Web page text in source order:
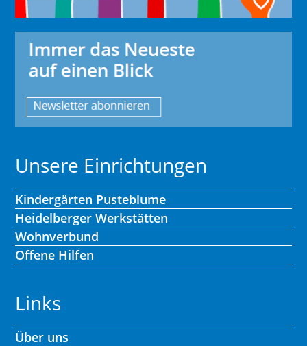
Unsere Einrichtungen
Kindergärten Pusteblume
Heidelberger Werkstätten
Wohnverbund
Offene Hilfen
Links
Über uns